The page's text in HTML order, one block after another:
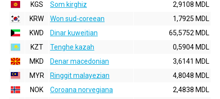
KGS
Som kirghiz
2,9108 MDL
KRW
Won sud-coreean
1,7925 MDL
KWD
Dinar kuweitian
65,5752 MDL
KZT
Tenghe kazah
0,5904 MDL
MKD
Denar macedonian
3,6141 MDL
MYR
Ringgit malayezian
4,8048 MDL
NOK
Coroana norvegiana
2,4838 MDL